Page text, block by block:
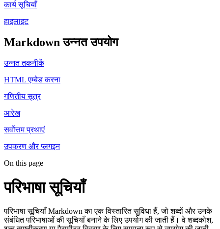
कार्य सूचियाँ
हाइलाइट
Markdown उन्नत उपयोग
उन्नत तकनीकें
HTML एम्बेड करना
गणितीय सूत्र
आरेख
सर्वोत्तम प्रथाएं
उपकरण और प्लगइन
On this page
परिभाषा सूचियाँ
परिभाषा सूचियाँ Markdown का एक विस्तारित सुविधा हैं, जो शब्दों और उनके
संबंधित परिभाषाओं की सूचियाँ बनाने के लिए उपयोग की जाती हैं। वे शब्दकोश,